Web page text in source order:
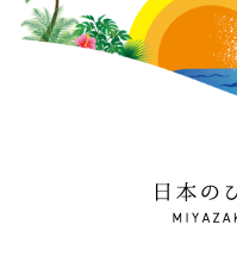
日本のひ